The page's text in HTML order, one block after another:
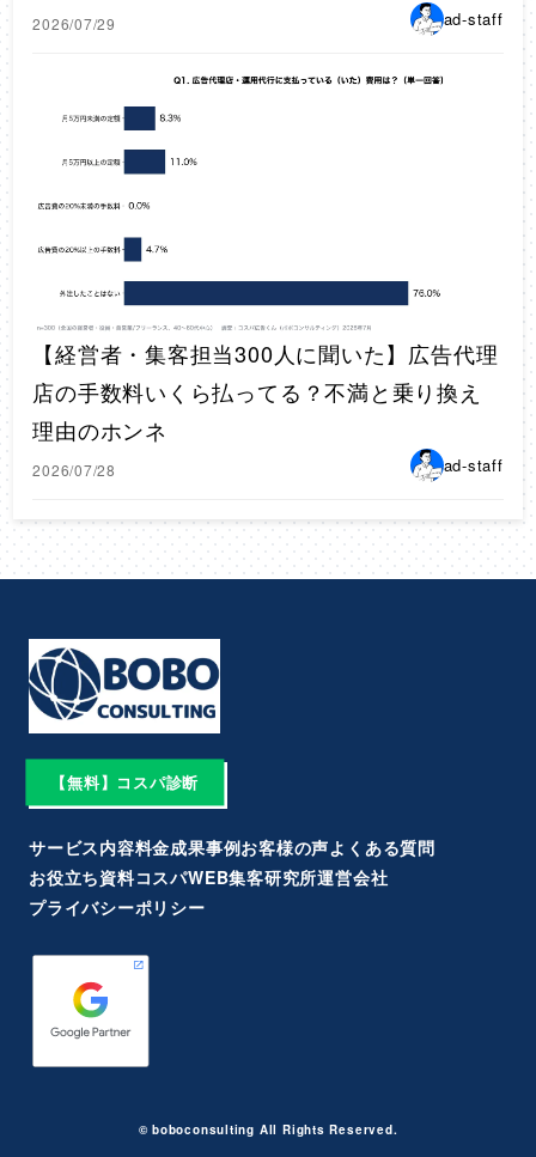
2026/07/29 ad-staff
【経営者・集客担当300人に聞いた】広告代理
店の手数料いくら払ってる？不満と乗り換え
理由のホンネ
2026/07/28 ad-staff
【無料】コスパ診断
サービス内容料金成果事例お客様の声よくある質問
お役立ち資料コスパWEB集客研究所運営会社
プライバシーポリシー
©︎ boboconsulting All Rights Reserved.︎